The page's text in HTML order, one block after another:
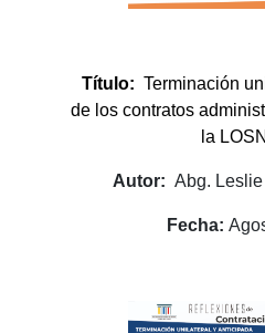
Título:Terminación
de los contratos
la
Autor: Abg.
Fecha: